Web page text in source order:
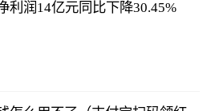
利润14亿元同比下降30.45%